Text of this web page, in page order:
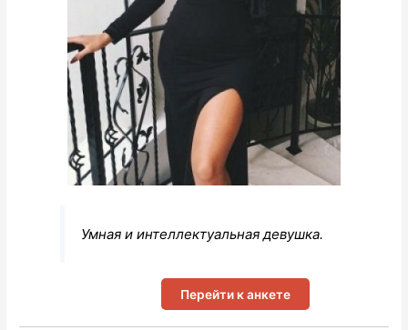
Умная и интеллектуальная девушка.
Перейти к анкете